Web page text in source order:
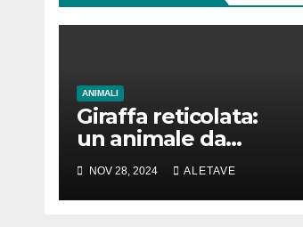
ANIMALI
Giraffa reticolata:
un animale da
amare
NOV 28, 2024 ALETAVE